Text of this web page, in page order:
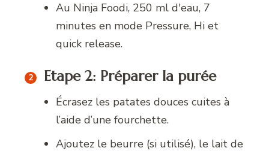
Au Ninja Foodi, 250 ml d'eau, 7
minutes en mode Pressure, Hi et
quick release.
Etape 2: Préparer la purée
Écrasez les patates douces cuites à
l’aide d’une fourchette.
Ajoutez le beurre (si utilisé), le lait de